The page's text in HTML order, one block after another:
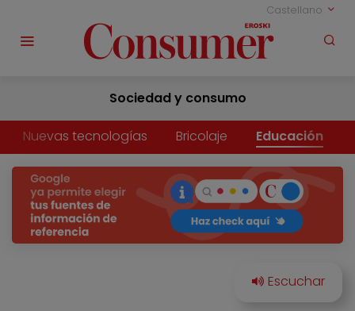
Castellano
Sociedad y consumo
Nuevas tecnologías Bricolaje Educación